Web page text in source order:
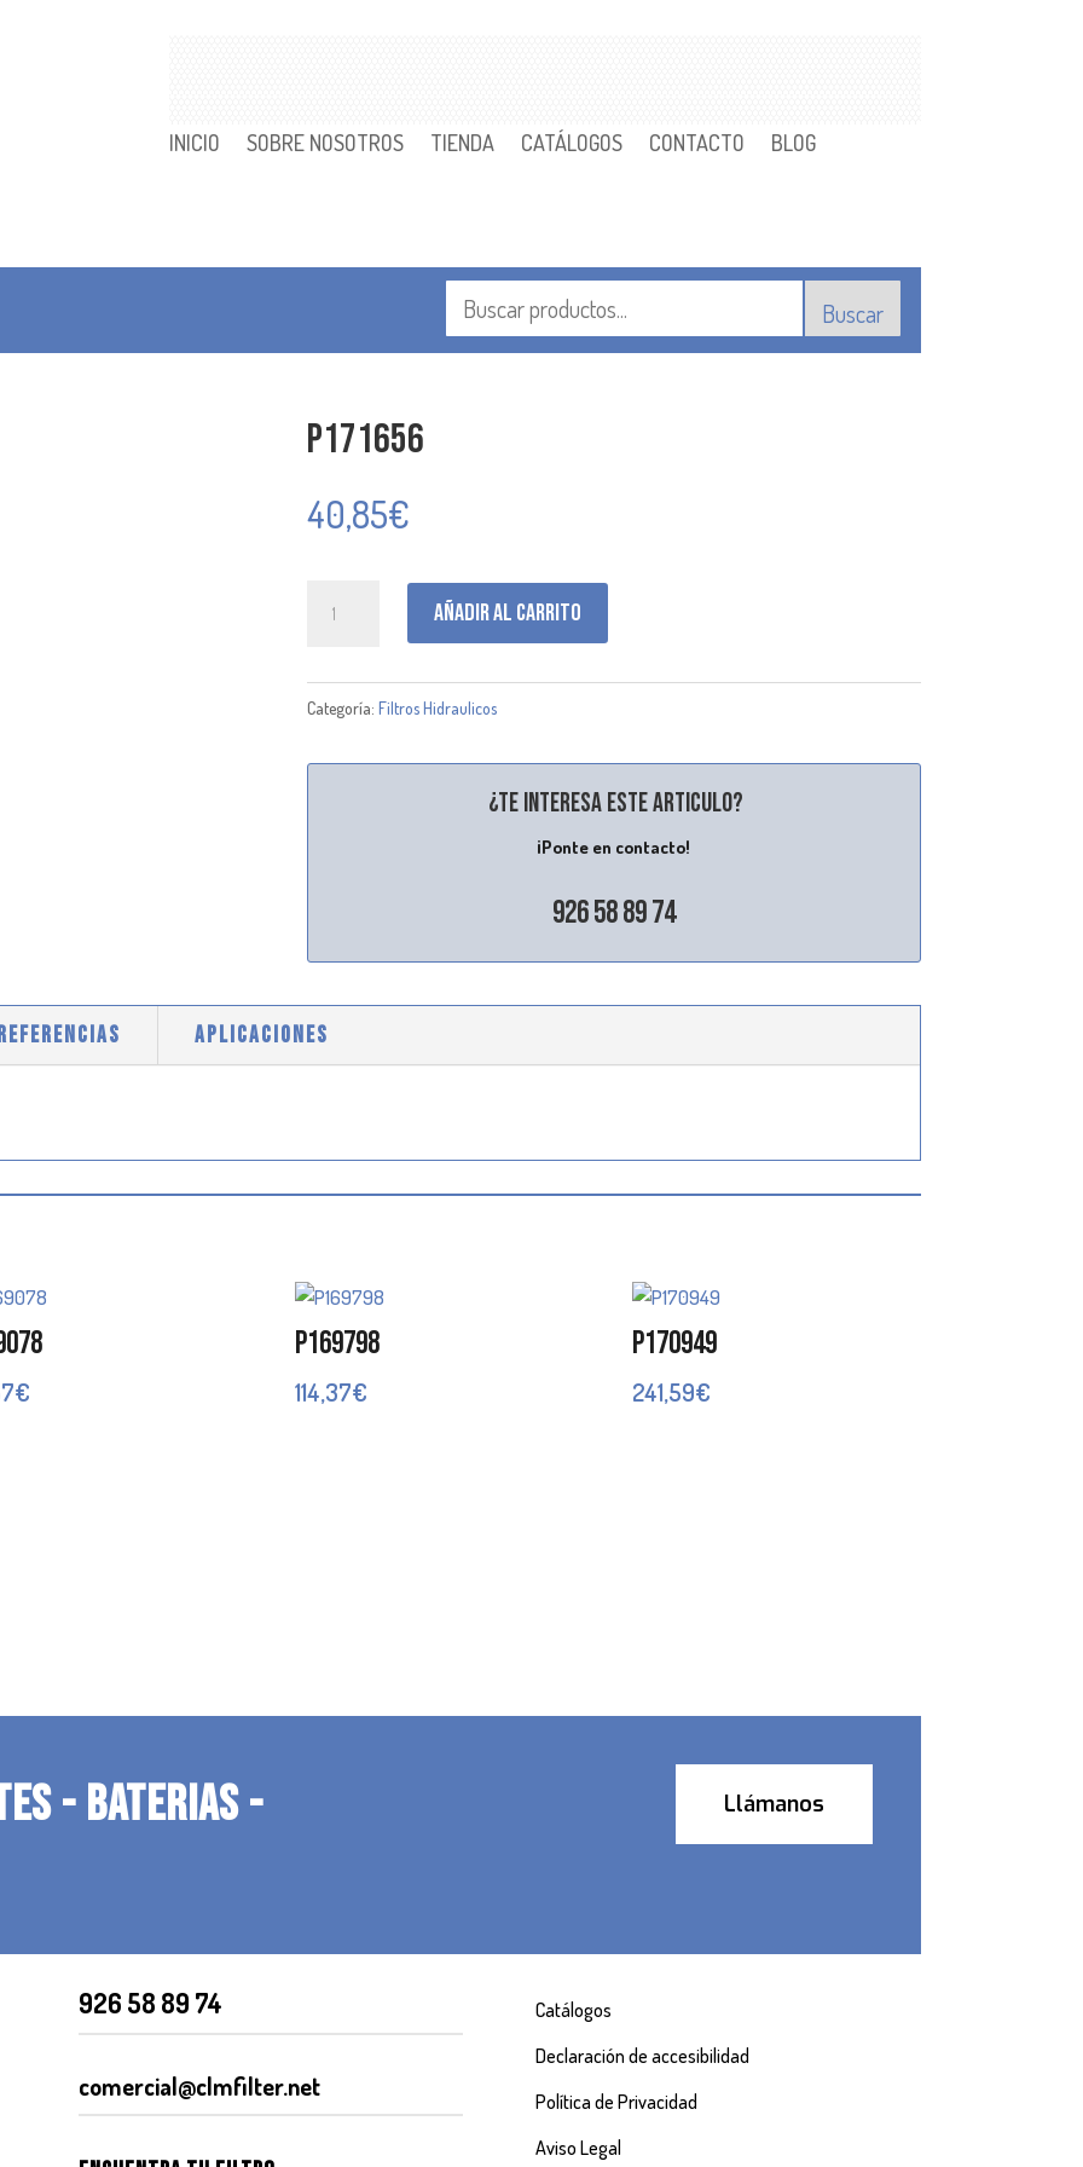
INICIO SOBRE NOSOTROS TIENDA CATÁLOGOS CONTACTO BLOG
Buscar
P171656
40,85€
Añadir al carrito
Categoría: Filtros Hidraulicos
¿Te interesa este articulo?
¡Ponte en contacto!
926 58 89 74
APLICACIONES
€
P169798
114,37€
P170949
241,59€
- BATERIAS -
Llámanos
926 58 89 74
comercial@clmfilter.net
Catálogos
Declaración de accesibilidad
Política de Privacidad
Aviso Legal